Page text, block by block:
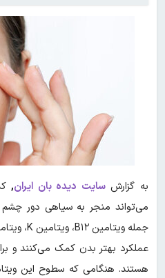
به گزارشسایت دیده بان ایران,
می‌تواند منجر به سیاهی دور چشم
عملکرد بهتر بدن کمک می‌کنند و
هستند. هنگامی که سطوح این